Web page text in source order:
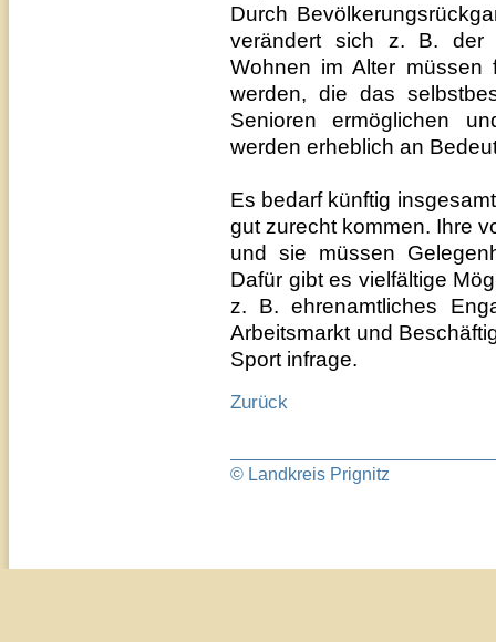
Durch
verändert sich z. B. der
Wohnen im Alter müssen
werden, die das
Senioren ermöglichen
werden erheblich an
Es bedarf künftig
gut zurecht kommen. Ihre
und sie müssen
Dafür gibt es vielfältige
z. B. ehrenamtliches
Arbeitsmarkt und
Sport infrage.
Zurück
© Landkreis Prignitz